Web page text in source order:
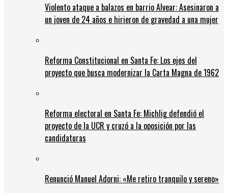
Violento ataque a balazos en barrio Alvear: Asesinaron a
un joven de 24 años e hirieron de gravedad a una mujer
Reforma Constitucional en Santa Fe: Los ejes del
proyecto que busca modernizar la Carta Magna de 1962
Reforma electoral en Santa Fe: Michlig defendió el
proyecto de la UCR y cruzó a la oposición por las
candidaturas
Renunció Manuel Adorni: «Me retiro tranquilo y sereno»